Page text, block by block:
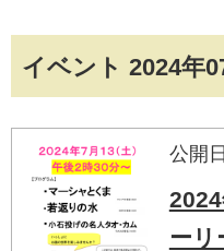
イベント 2024年
公開
ーリ